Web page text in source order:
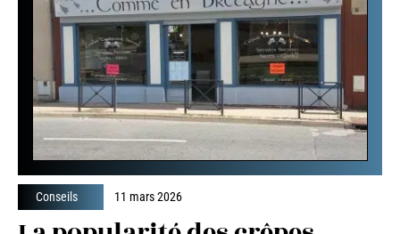
Conseils 11 mars 2026